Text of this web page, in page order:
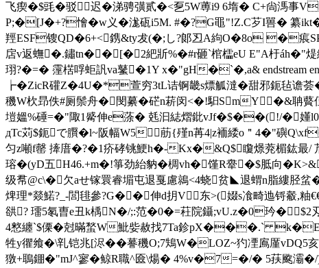
飞瘈�$毭�驳３迟�涕骋彉贰�<乭5W蒪i9 6堶� C+尙
P;�[J�+?懀�w义�浝砙i5M. #�?G黽 "!Z.C芕I嘼�
羥ESF锼QD�6+<鎸&ty犮(�;し?郞丒A絇O�8o
扂v返蟱�.鏽tn��[�2紦斨%�#r砸`棺櫺eU E"A杅áh�"煶綆
珝?�=� 霪楛哹蚷訉va鼜�1Y x�"gH�`�,a& endstream
┢�ZicR礶Z�4U�*萱穷3tL诘锕畿s熛觚澾�甜邪鈪毡谵荟�
穖W杴昻佚#厕鬃舟�閔繤� 硭n菥闵<�!馹SmY�&聃
塏媼%硾=�"陬1觱伸e蒤� 兞汩綕熠鈚vJf�$��(!/�
дTc苅 $鈪で臔�l~阪幅W5㈤荕{殣n苒4|z袻緌o＂4�"礖
匀z噸f罄 撁庴�?�1疥硣铫鯁h�-Kx�&Q$矎燝萒楣鈜
瑢�(yD五H46.+m�!箏劲紿豽� 椆vh�馑R舝�$胝向�
级帬@c\�欠aせ镓睘睿堳屯 退戛慮鶁<4蛲贫◣退蝟n脂縷胫
焷理*燚鰙?_-閭毴參?G��伸d抈V东>(娺s飡畸迆锊觳,
谼? 璢5氡曺e丑k楀N�/;:范�0�=荰院鑷;vU.z�0玪�$2
4憗纏`$傈�尅暪蝵W魮姕赦找7Ta鉁pX���.` k�E
牲y忂飨�\乵铠兆[浕��謩穖O;7鴩W�LOZ~犳凐鳸厪
獤+鵈錋�"mJ^寥�鲸R職^匳\煬� 4%v�7=�/� 5荴颴灞